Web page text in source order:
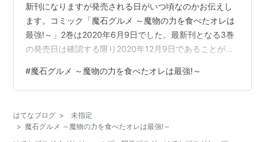
新刊になりますが発売される日がいつ頃なのかお伝えし
ます。コミック「魔石グルメ ～魔物の力を食べたオレは
最強!～」2巻は2020年6月9日でした。最新刊となる3巻
の発売日は確認する限り2020年12月9日であることがわ
合、この次に発売の「魔石グルメ ～魔物の力を食べたオ
レは最強!～」4巻の発売日は2021年6月10日くらいとな
最強!～」3巻の発売日情報について紹介しました。今後
#魔石グルメ ～魔物の力を食べたオレは最強!～
はてなブログ >
未指定
> 魔石グルメ ～魔物の力を食べたオレは最強!～